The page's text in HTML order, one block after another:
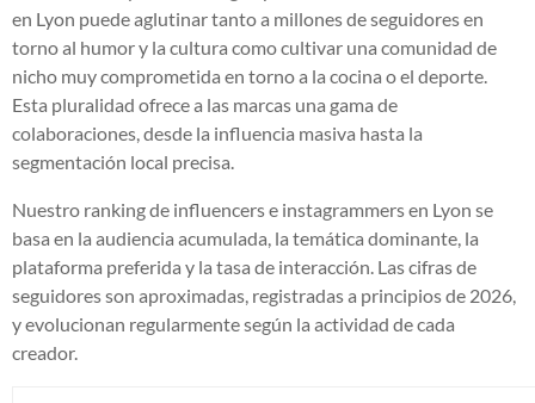
en Lyon puede aglutinar tanto a millones de seguidores en
torno al humor y la cultura como cultivar una comunidad de
nicho muy comprometida en torno a la cocina o el deporte.
Esta pluralidad ofrece a las marcas una gama de
colaboraciones, desde la influencia masiva hasta la
segmentación local precisa.
Nuestro ranking de influencers e instagrammers en Lyon se
basa en la audiencia acumulada, la temática dominante, la
plataforma preferida y la tasa de interacción. Las cifras de
seguidores son aproximadas, registradas a principios de 2026,
y evolucionan regularmente según la actividad de cada
creador.